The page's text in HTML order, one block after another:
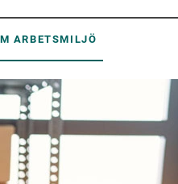
ARBETSMILJÖ